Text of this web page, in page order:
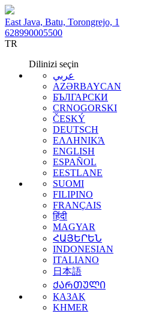
East Java, Batu, Torongrejo, 1
628990005500
TR
Dilinizi seçin
عربي
AZƏRBAYCAN
БЪЛГАРСКИ
CRNOGORSKI
ČESKÝ
DEUTSCH
ΕΛΛΗΝΙΚΆ
ENGLISH
ESPAÑOL
EESTLANE
SUOMI
FILIPINO
FRANÇAIS
हिंदी
MAGYAR
ՀԱՅԵՐԵՆ
INDONESIAN
ITALIANO
日本語
ᲥᲐᲠᲗᲣᲚᲘ
ҚАЗАҚ
KHMER